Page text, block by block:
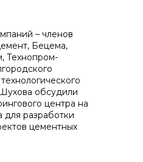
закупок
– членов
Бецема,
Технопром-
обсудили
центра на
для разработки
цементных